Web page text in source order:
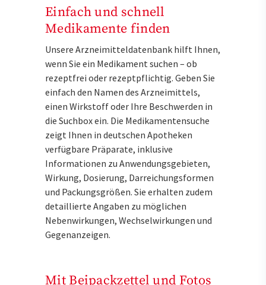
Einfach und schnell
Medikamente finden
Unsere Arzneimitteldatenbank hilft Ihnen,
wenn Sie ein Medikament suchen – ob
rezeptfrei oder rezeptpflichtig. Geben Sie
einfach den Namen des Arzneimittels,
einen Wirkstoff oder Ihre Beschwerden in
die Suchbox ein. Die Medikamentensuche
zeigt Ihnen in deutschen Apotheken
verfügbare Präparate, inklusive
Informationen zu Anwendungsgebieten,
Wirkung, Dosierung, Darreichungsformen
und Packungsgrößen. Sie erhalten zudem
detaillierte Angaben zu möglichen
Nebenwirkungen, Wechselwirkungen und
Gegenanzeigen.
Mit Beipackzettel und Fotos